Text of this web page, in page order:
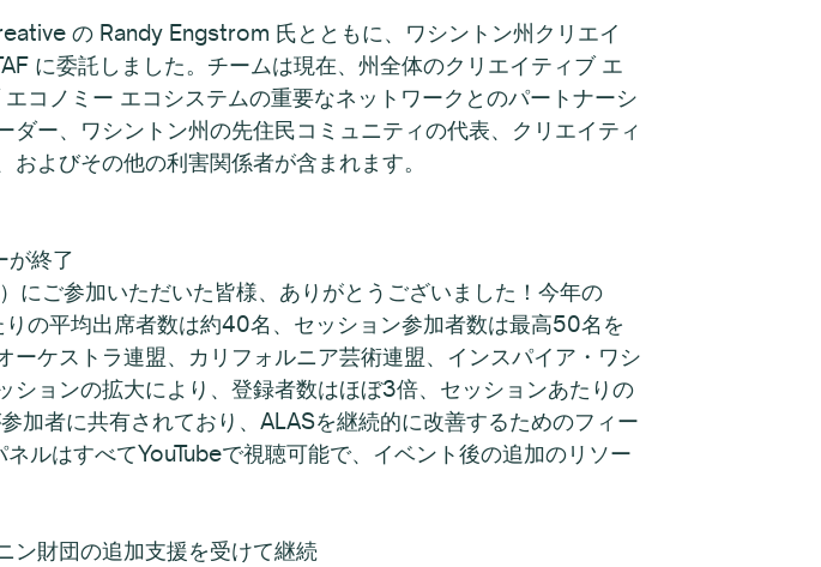
の Randy Engstrom 氏とともに、ワシントン州クリエイ
に委託しました。チームは現在、州全体のクリエイティブ エ
コノミー エコシステムの重要なネットワークとのパートナーシ
ー、ワシントン州の先住民コミュニティの代表、クリエイティ
よびその他の利害関係者が含まれます。
が終了
ご参加いただいた皆様、ありがとうございました！今年の
の平均出席者数は約40名、セッション参加者数は最高50名を
ケストラ連盟、カリフォルニア芸術連盟、インスパイア・ワシ
ョンの拡大により、登録者数はほぼ3倍、セッションあたりの
加者に共有されており、ALASを継続的に改善するためのフィー
ルはすべてYouTubeで視聴可能で、イベント後の追加のリソー
ン財団の追加支援を受けて継続